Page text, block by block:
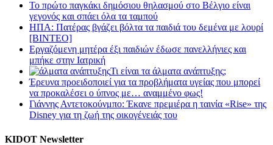
Το πρώτο παγκάκι δημόσιου θηλασμού στο Βέλγιο είναι
γεγονός και σπάει όλα τα ταμπού
ΗΠΑ: Πατέρας βγάζει βόλτα τα παιδιά του δεμένα με λουρί
[BINTEO]
Εργαζόμενη μητέρα έξι παιδιών έδωσε πανελλήνιες και
μπήκε στην Ιατρική
Τι είναι τα άλματα ανάπτυξης;
Έρευνα προειδοποιεί για τα προβλήματα υγείας που μπορεί
να προκαλέσει ο ύπνος με… αναμμένο φως!
Γιάννης Αντετοκούνμπο: Έκανε πρεμιέρα η ταινία «Rise» της
Disney για τη ζωή της οικογένειάς του
KIDOT Newsletter